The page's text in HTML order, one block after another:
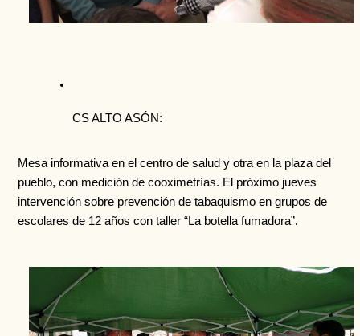
CS ALTO ASÓN:
Mesa informativa en el centro de salud y otra en la plaza del
pueblo, con medición de cooximetrías. El próximo jueves
intervención sobre prevención de tabaquismo en grupos de
escolares de 12 años con taller “La botella fumadora”.